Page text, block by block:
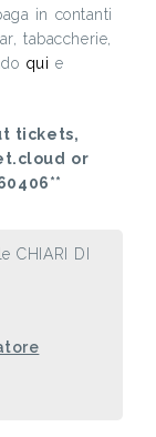
in contanti
tabaccherie,
qui e
tickets,
or
CHIARI DI